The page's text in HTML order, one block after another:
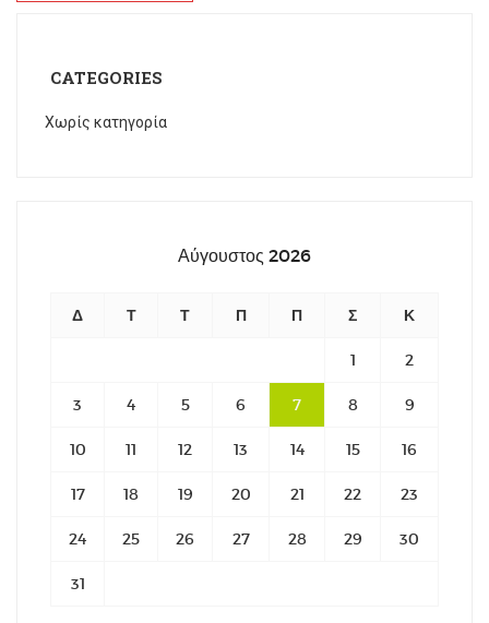
CATEGORIES
Χωρίς κατηγορία
Αύγουστος 2026
Δ Τ Τ Π Π Σ Κ
1 2
3 4 5 6 7 8 9
10 11 12 13 14 15 16
17 18 19 20 21 22 23
24 25 26 27 28 29 30
31